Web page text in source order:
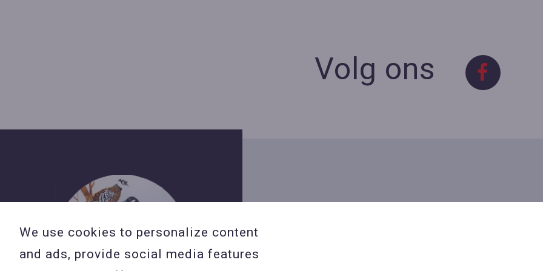
Volg ons
We use cookies to personalize content
and ads, provide social media features